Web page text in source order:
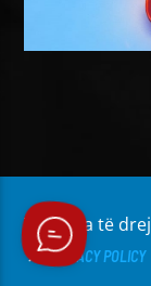
Të gjitha të
PRIVACY POLICY